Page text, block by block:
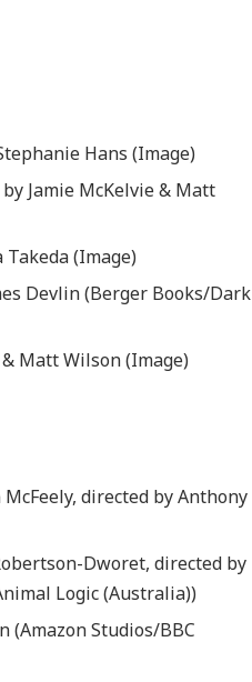
Hans (Image)
Jamie McKelvie & Matt
(Image)
Devlin (Berger Books/Dark
Matt Wilson (Image)
directed by Anthony
Dworet, directed by
Logic (Australia))
(Amazon Studios/BBC